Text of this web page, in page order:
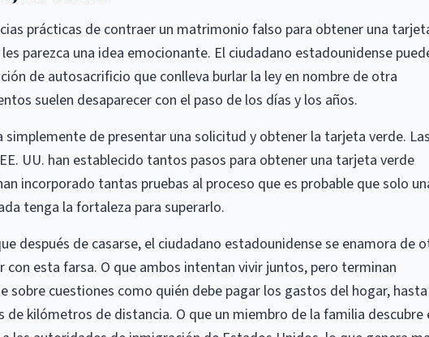
prácticas de contraer un matrimonio falso para obtener una
parezca una idea emocionante. El ciudadano estadounidense
de autosacrificio que conlleva burlar la ley en nombre de otra
suelen desaparecer con el paso de los días y los años.
simplemente de presentar una solicitud y obtener la tarjeta verde. Las
UU. han establecido tantos pasos para obtener una tarjeta verde
incorporado tantas pruebas al proceso que es probable que solo
tenga la fortaleza para superarlo.
después de casarse, el ciudadano estadounidense se enamora de
con esta farsa. O que ambos intentan vivir juntos, pero terminan
cuestiones como quién debe pagar los gastos del hogar,
de kilómetros de distancia. O que un miembro de la familia descubre